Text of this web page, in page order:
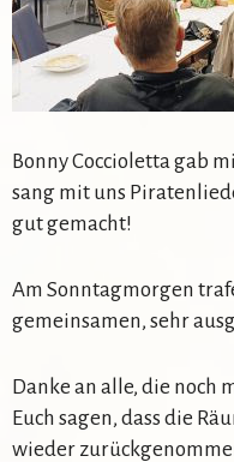
Bonny Coccioletta gab
sang mit uns
gut gemacht!
Am Sonntagmorgen
gemeinsamen, sehr
Danke an alle, die noch
Euch sagen, dass die
wieder